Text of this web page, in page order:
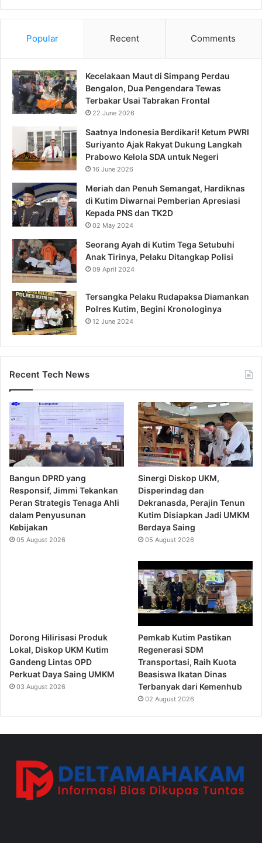
Popular Recent Comments
Kecelakaan Maut di Simpang Perdau
Bengalon, Dua Pengendara Tewas
Terbakar Usai Tabrakan Frontal
22 June 2026
Saatnya Indonesia Berdikari! Ketum PWRI
Suriyanto Ajak Rakyat Dukung Langkah
Prabowo Kelola SDA untuk Negeri
16 June 2026
Meriah dan Penuh Semangat, Hardiknas
di Kutim Diwarnai Pemberian Apresiasi
Kepada PNS dan TK2D
02 May 2024
Seorang Ayah di Kutim Tega Setubuhi
Anak Tirinya, Pelaku Ditangkap Polisi
09 April 2024
Tersangka Pelaku Rudapaksa Diamankan
Polres Kutim, Begini Kronologinya
12 June 2024
Recent Tech News
Bangun DPRD yang
Responsif, Jimmi Tekankan
Peran Strategis Tenaga Ahli
dalam Penyusunan
Kebijakan
05 August 2026
Sinergi Diskop UKM,
Disperindag dan
Dekranasda, Perajin Tenun
Kutim Disiapkan Jadi UMKM
Berdaya Saing
05 August 2026
Dorong Hilirisasi Produk
Lokal, Diskop UKM Kutim
Gandeng Lintas OPD
Perkuat Daya Saing UMKM
03 August 2026
Pemkab Kutim Pastikan
Regenerasi SDM
Transportasi, Raih Kuota
Beasiswa Ikatan Dinas
Terbanyak dari Kemenhub
02 August 2026